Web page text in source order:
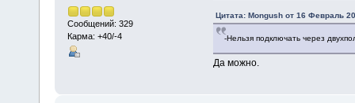
Сообщений: 329
Карма: +40/-4
Цитата: Mongush от 16 Февраль
-Нельзя подключать через
Да можно.